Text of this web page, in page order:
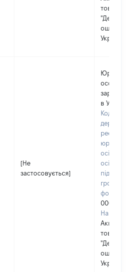
України"
[Не
застосовується]
особа,
в Україні
Код в
реєстрі
осіб,
осіб –
України"